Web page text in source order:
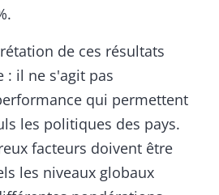
de ces résultats
: il ne s'agit pas
qui permettent
les politiques des pays.
facteurs doivent être
les niveaux globaux